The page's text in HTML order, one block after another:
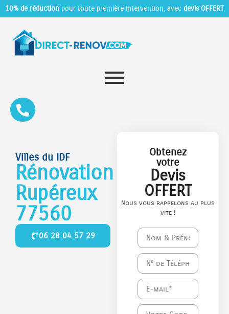
10% de réduction pour toute première intervention, avec devis OFFERT
Villes du IDF
Rénovation
Rupéreux
77560
06 28 04 57 29
Obtenez
votre
Devis
OFFERT
Nous vous rappelons au plus
vite !